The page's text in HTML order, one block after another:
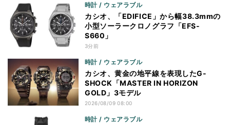
時計 / ウェアラブル
カシオ、「EDIFICE」から幅38.3mmの
小型ソーラークロノグラフ「EFS-
S660」
3分前
時計 / ウェアラブル
カシオ、黄金の地平線を表現したG-
SHOCK「MASTER IN HORIZON
GOLD」3モデル
2026/08/09 08:00
時計 / ウェアラブル